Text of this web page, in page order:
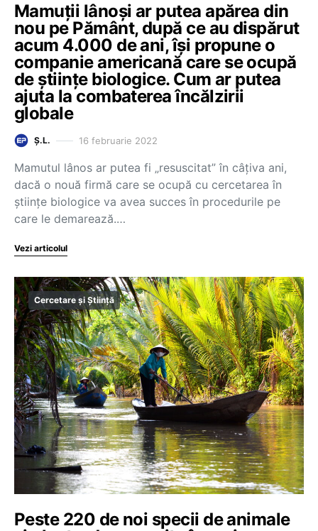
Mamuții lânoși ar putea apărea din
nou pe Pământ, după ce au dispărut
acum 4.000 de ani, își propune o
companie americană care se ocupă
de științe biologice. Cum ar putea
ajuta la combaterea încălzirii
globale
Ș.L. 16 februarie 2022
Mamutul lânos ar putea fi „resuscitat” în câțiva ani,
dacă o nouă firmă care se ocupă cu cercetarea în
științe biologice va avea succes în procedurile pe
care le demarează.…
Vezi articolul
Cercetare și Știință
Peste 220 de noi specii de animale